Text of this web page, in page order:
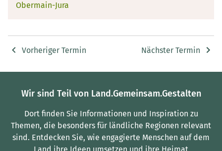
Obermain-Jura
Vorheriger Termin Nächster Termin
Wir sind Teil von Land.Gemeinsam.Gestalten
Dort finden Sie Informationen und Inspiration zu
Themen, die besonders für ländliche Regionen relevant
sind. Entdecken Sie, wie engagierte Menschen auf dem